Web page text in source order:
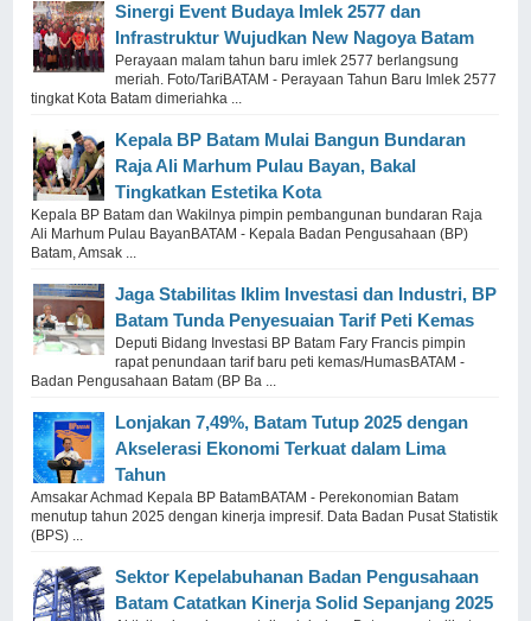
Sinergi Event Budaya Imlek 2577 dan
Infrastruktur Wujudkan New Nagoya Batam
Perayaan malam tahun baru imlek 2577 berlangsung
meriah. Foto/TariBATAM - Perayaan Tahun Baru Imlek 2577
tingkat Kota Batam dimeriahka ...
Kepala BP Batam Mulai Bangun Bundaran
Raja Ali Marhum Pulau Bayan, Bakal
Tingkatkan Estetika Kota
Kepala BP Batam dan Wakilnya pimpin pembangunan bundaran Raja
Ali Marhum Pulau BayanBATAM - Kepala Badan Pengusahaan (BP)
Batam, Amsak ...
Jaga Stabilitas Iklim Investasi dan Industri, BP
Batam Tunda Penyesuaian Tarif Peti Kemas
Deputi Bidang Investasi BP Batam Fary Francis pimpin
rapat penundaan tarif baru peti kemas/HumasBATAM -
Badan Pengusahaan Batam (BP Ba ...
Lonjakan 7,49%, Batam Tutup 2025 dengan
Akselerasi Ekonomi Terkuat dalam Lima
Tahun
Amsakar Achmad Kepala BP BatamBATAM - Perekonomian Batam
menutup tahun 2025 dengan kinerja impresif. Data Badan Pusat Statistik
(BPS) ...
Sektor Kepelabuhanan Badan Pengusahaan
Batam Catatkan Kinerja Solid Sepanjang 2025